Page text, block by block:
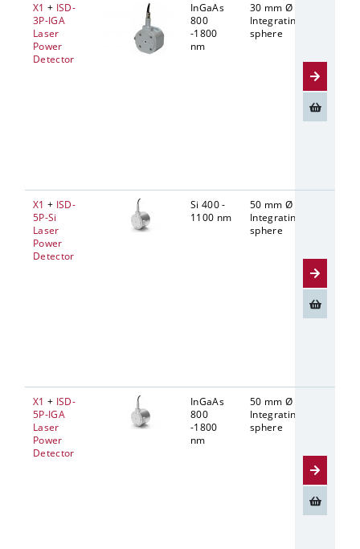
X1 + ISD-
3P-IGA
Laser
Power
Detector
InGaAs
800
-1800
nm
30 mm Ø
Integrating
sphere
X1 + ISD-
5P-Si
Laser
Power
Detector
Si 400 -
1100 nm
50 mm Ø
Integrating
sphere
X1 + ISD-
5P-IGA
Laser
Power
Detector
InGaAs
800
-1800
nm
50 mm Ø
Integrating
sphere